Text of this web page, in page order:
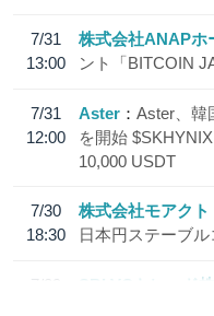
7/31
13:00
株式会社ANAPホ
ント「BITCOIN
7/31
12:00
Aster
Aster、韓
を開始
10,000 USDT
7/30
18:30
株式会社モアクト
日本円ステーブ
7/29
SBI VCトレード